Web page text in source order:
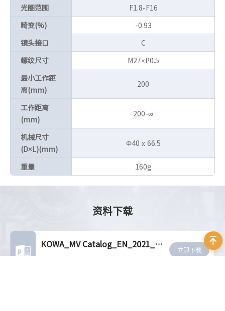
光圈范围
F1.8-F16
畸变(%)
-0.93
镜头接口
C
螺纹尺寸
M27×P0.5
最小工作距
离(mm)
200
工作距离
(mm)
200-∞
机械尺寸
(D×L)(mm)
Φ40 x 66.5
重量 160g
资料下载
KOWA_MV Catalog_EN_2021_ver.2.0 立即下载